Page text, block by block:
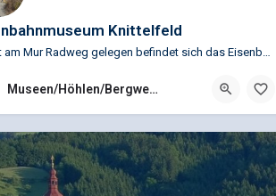
Knittelfeld
14, 8720 Knittelfeld, Österreich
Museen/Höhlen/Bergwerke